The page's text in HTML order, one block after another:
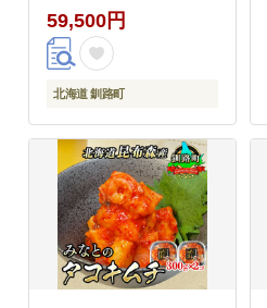
59,500円
北海道 釧路町